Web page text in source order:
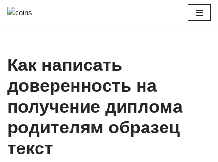
Как написать
доверенность на
получение диплома
родителям образец
текст